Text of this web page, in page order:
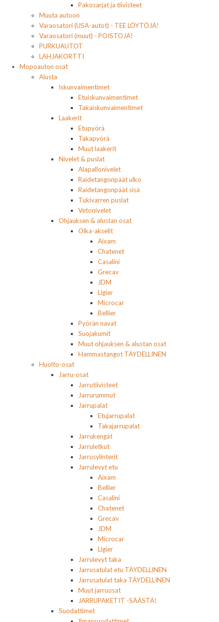
Pakosarjat ja tiivisteet
Muuta autoon
Varaosatori (USA-autot) - TEE LÖYTÖJÄ!
Varaosatori (muut) - POISTOJA!
PURKUAUTOT
LAHJAKORTTI
Mopoauton osat
Alusta
Iskunvaimentimet
Etuiskunvaimentimet
Takaiskunvaimentimet
Laakerit
Etupyörä
Takapyörä
Muut laakerit
Nivelet & puslat
Alapallonivelet
Raidetangonpäät ulko
Raidetangonpäät sisä
Tukivarren puslat
Vetonivelet
Ohjauksen & alustan osat
Olka-akselit
Aixam
Chatenet
Casalini
Grecav
JDM
Ligier
Microcar
Bellier
Pyörän navat
Suojakumit
Muut ohjauksen & alustan osat
Hammastangot TÄYDELLINEN
Huolto-osat
Jarru-osat
Jarrutiivisteet
Jarrurummut
Jarrupalat
Etujarrupalat
Takajarrupalat
Jarrukengät
Jarruletkut
Jarrusylinterit
Jarrulevyt etu
Aixam
Bellier
Casalini
Chatenet
Grecav
JDM
Microcar
Ligier
Jarrulevyt taka
Jarrusatulat etu TÄYDELLINEN
Jarrusatulat taka TÄYDELLINEN
Muut jarruosat
JARRUPAKETIT -SÄÄSTÄ!
Suodattimet